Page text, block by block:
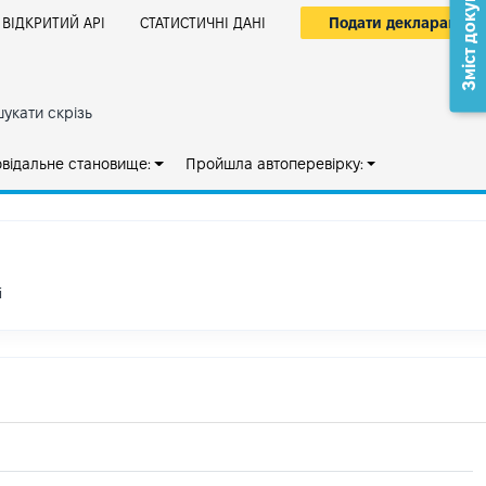
ВІДКРИТИЙ АРІ СТАТИСТИЧНІ ДАНІ Подати декларацію
скрізь
становище: Пройшла автоперевірку: